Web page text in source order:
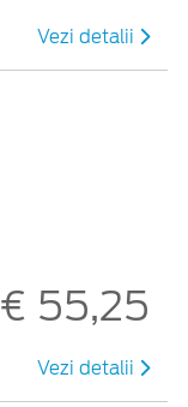
Vezi detalii
€ 55,25
Vezi detalii